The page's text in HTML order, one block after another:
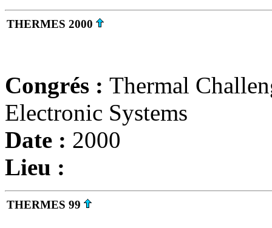
THERMES 2000
Congrés : Thermal
Electronic Systems
Date : 2000
Lieu :
THERMES 99